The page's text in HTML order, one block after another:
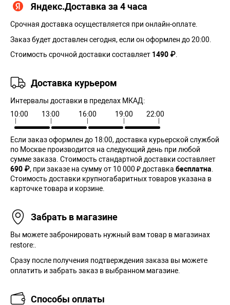
Яндекс.Доставка за 4 часа
Срочная доставка осуществляется при онлайн-оплате.
Заказ будет доставлен сегодня, если он оформлен до 20:00.
Стоимость срочной доставки составляет 1490 ₽
Доставка курьером
Интервалы доставки в пределах МКАД:
10:00
13:00 16:00 19:00 22:00
Если заказ оформлен до 18:00, доставка курьерской службой
по Москве производится на следующий день при любой
сумме заказа. Cтоимость стандартной доставки составляет
690 ₽, при заказе на сумму от 10 000 ₽ доставка бесплатна
Стоимость доставки крупногабаритных товаров указана в
карточке товара и корзине.
Забрать в магазине
Вы можете забронировать нужный вам товар в магазинах
restore:.
Сразу после получения подтверждения заказа вы можете
оплатить и забрать заказ в выбранном магазине.
Способы оплаты